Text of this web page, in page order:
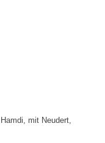
mit Neudert,